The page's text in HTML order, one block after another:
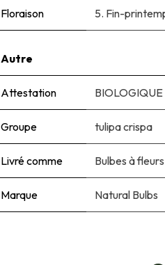
Floraison 5. Fin-
Autre
Attestation
Groupe tulipa crispa
Livré comme Bulbes à
Marque Natural Bulbs